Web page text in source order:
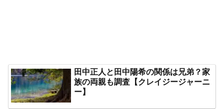
田中正人と田中陽希の関係は兄弟？家
族の両親も調査【クレイジージャーニ
ー】